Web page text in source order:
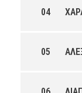
04
05